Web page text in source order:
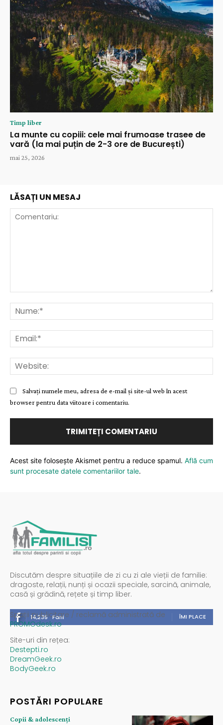
Timp liber
La munte cu copiii: cele mai frumoase trasee de
vară (la mai puțin de 2-3 ore de București)
mai 25, 2026
LĂSAȚI UN MESAJ
Salvați numele meu, adresa de e-mail și site-ul web în acest
browser pentru data viitoare i comentariu.
Acest site folosește Akismet pentru a reduce spamul. Află cum
sunt procesate datele comentariilor tale.
Discutăm despre situațiile de zi cu zi ale vieții de familie:
dragoste, relații, nunți și ocazii speciale, sarcină, animale,
casă și grădină, rețete și timp liber.
14,235 Fani ÎMI PLACE
Spații publicitare / reclamă administrată de
PROMOdesk.ro
Site-uri din rețea:
Destepti.ro
DreamGeek.ro
BodyGeek.ro
POSTĂRI POPULARE
Copii & adolescenți